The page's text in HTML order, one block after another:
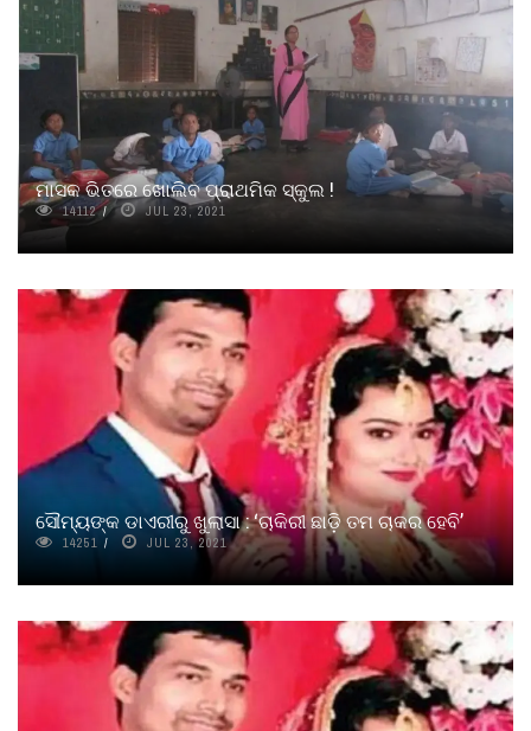
ମାସକ ଭିତରେ ଖୋଲିବ ପ୍ରାଥମିକ ସ୍କୁଲ !
14112 JUL 23, 2021
ସୌମ୍ୟଙ୍କ ଡାଏରୀରୁ ଖୁଲାସା : ‘ଚାକିରୀ ଛାଡ଼ି ତମ ଚାକର ହେବି’
14251 JUL 23, 2021